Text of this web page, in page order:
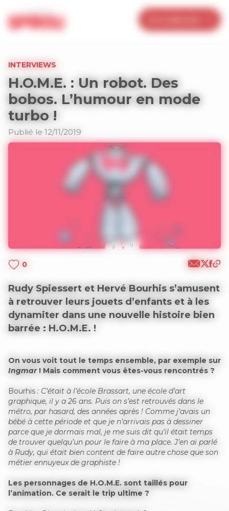
INTERVIEWS
H.O.M.E. : Un robot. Des
bobos. L’humour en mode
turbo !
Publié le 12/11/2019
0
Rudy Spiessert et Hervé Bourhis s’amusent
à retrouver leurs jouets d’enfants et à les
dynamiter dans une nouvelle histoire bien
barrée : H.O.M.E. !
On vous voit tout le temps ensemble, par exemple sur
Ingmar! Mais comment vous êtes-vous rencontrés ?
Bourhis : C’était à l’école Brassart, une école d’art
graphique, il y a 26 ans. Puis on s’est retrouvés dans le
métro, par hasard, des années après ! Comme j’avais un
bébé à cette période et que je n’arrivais pas à dessiner
parce que je dormais mal, je me suis dit qu’il était temps
de trouver quelqu’un pour le faire à ma place. J’en ai parlé
à Rudy, qui était bien content de faire autre chose que son
métier ennuyeux de graphiste !
Les personnages de H.O.M.E. sont taillés pour
l’animation. Ce serait le trip ultime ?